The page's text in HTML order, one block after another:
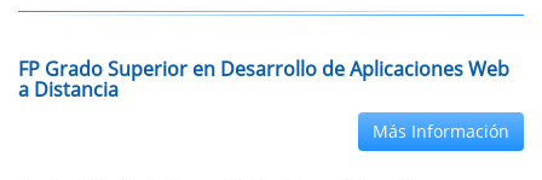
FP Grado Superior en Desarrollo de Aplicaciones Web
a Distancia
Más Información